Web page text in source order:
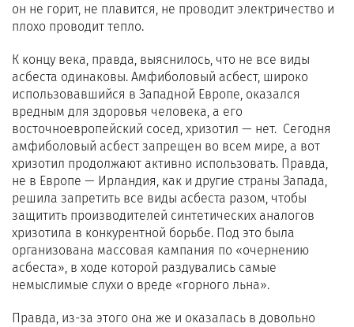
он не горит, не плавится, не проводит электричество и
плохо проводит тепло.
К концу века, правда, выяснилось, что не все виды
асбеста одинаковы. Амфиболовый асбест, широко
использовавшийся в Западной Европе, оказался
вредным для здоровья человека, а его
восточноевропейский сосед, хризотил — нет. Сегодня
амфиболовый асбест запрещен во всем мире, а вот
хризотил продолжают активно использовать. Правда,
не в Европе — Ирландия, как и другие страны Запада,
решила запретить все виды асбеста разом, чтобы
защитить производителей синтетических аналогов
хризотила в конкурентной борьбе. Под это была
организована массовая кампания по «очернению
асбеста», в ходе которой раздувались самые
немыслимые слухи о вреде «горного льна».
Правда, из-за этого она же и оказалась в довольно